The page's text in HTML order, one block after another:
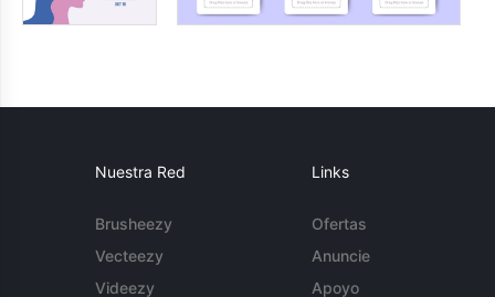
Nuestra Red
Brusheezy
Vecteezy
Videezy
Links
Ofertas
Anuncie
Apoyo